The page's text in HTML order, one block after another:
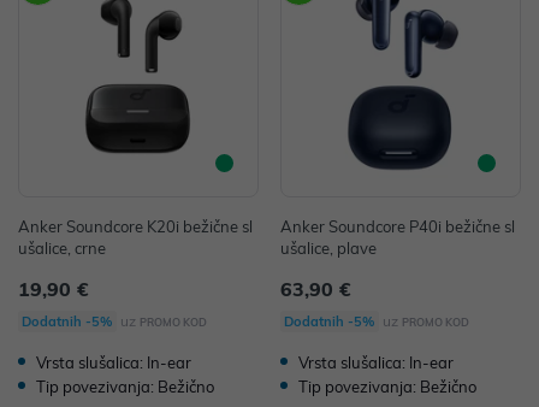
Anker Soundcore K20i bežične sl
ušalice, crne
19,90 €
Dodatnih -5% uz PROMO KOD
Vrsta slušalica: In-ear
Tip povezivanja: Bežično
Anker Soundcore P40i bežične sl
ušalice, plave
63,90 €
Dodatnih -5% uz PROMO KOD
Vrsta slušalica: In-ear
Tip povezivanja: Bežično